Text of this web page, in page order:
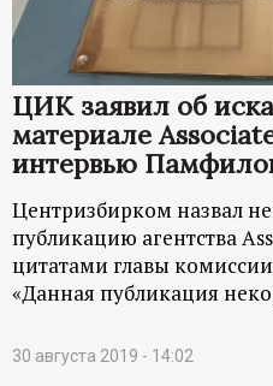
ЦИК заявил об
материале
интервью
Центризбирком назвал
публикацию агентства
цитатами главы
«Данная публикация
30 августа 2019 - 14:02